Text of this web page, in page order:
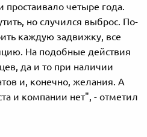
четыре года.
но случился выброс. По-
каждую задвижку, все
На подобные действия
да и то при наличии
и, конечно, желания. А
и компании нет", - отметил